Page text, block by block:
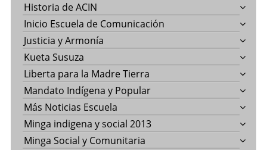
Historia de ACIN
Inicio Escuela de Comunicación
Justicia y Armonía
Kueta Susuza
Liberta para la Madre Tierra
Mandato Indígena y Popular
Más Noticias Escuela
Minga indigena y social 2013
Minga Social y Comunitaria